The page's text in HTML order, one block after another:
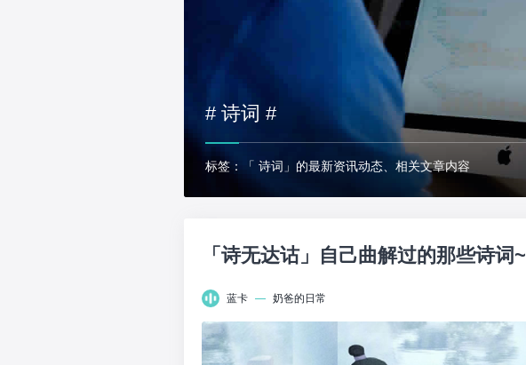
# 诗词 #
标签：「 诗词」的最新资讯动态、相关文章内容
「诗无达诂」自己曲解过的那些诗词~
蓝卡 — 奶爸的日常